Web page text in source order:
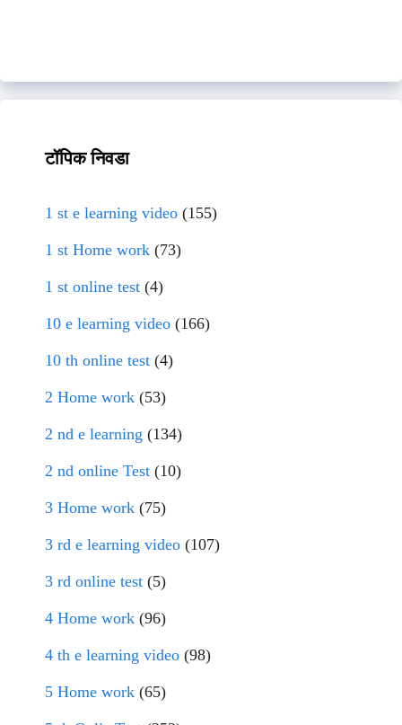
टॉपिक निवडा
1 st e learning video (155)
1 st Home work (73)
1 st online test (4)
10 e learning video (166)
10 th online test (4)
2 Home work (53)
2 nd e learning (134)
2 nd online Test (10)
3 Home work (75)
3 rd e learning video (107)
3 rd online test (5)
4 Home work (96)
4 th e learning video (98)
5 Home work (65)